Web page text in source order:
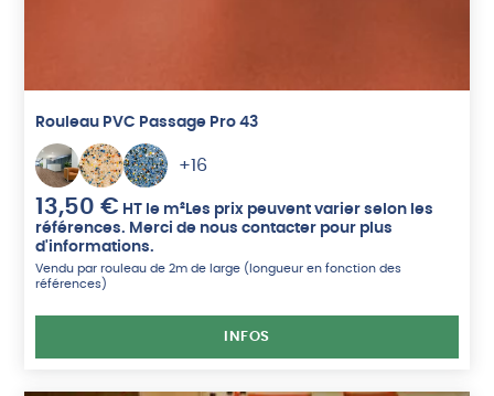
Rouleau PVC Passage Pro 43
+16
13,50€ HT le m² Les prix peuvent varier selon les
références. Merci de nous contacter pour plus
d'informations.
Vendu par rouleau de 2m de large (longueur en fonction des
références)
INFOS